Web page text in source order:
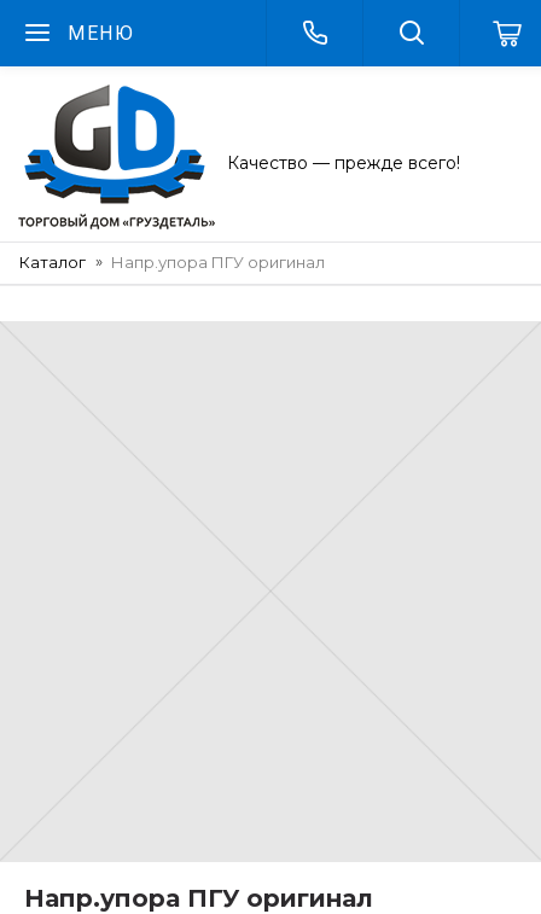
МЕНЮ
Качество — прежде всего!
Каталог Напр.упора ПГУ оригинал
Напр.упора ПГУ оригинал